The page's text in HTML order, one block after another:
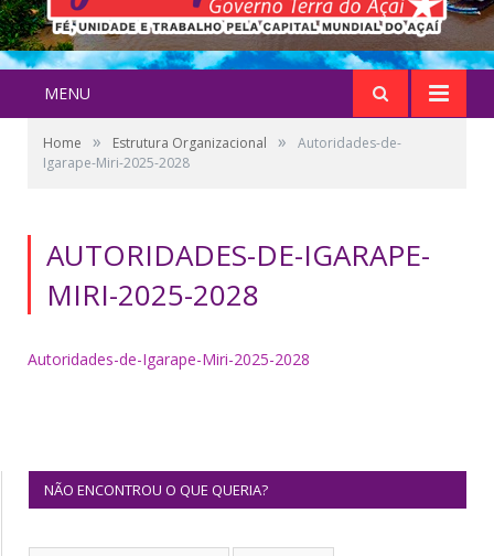
MENU
Home » Estrutura Organizacional »
Autoridades-de-
Igarape-Miri-2025-2028
AUTORIDADES-DE-IGARAPE-
MIRI-2025-2028
Autoridades-de-Igarape-Miri-2025-2028
NÃO ENCONTROU O QUE QUERIA?